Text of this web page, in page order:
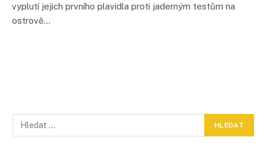
vyplutí jejich prvního plavidla proti jaderným testům na
ostrově…